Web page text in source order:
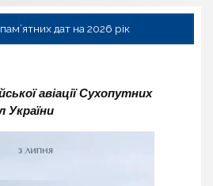
дат на 2026 рік
авіації Сухопутних
України